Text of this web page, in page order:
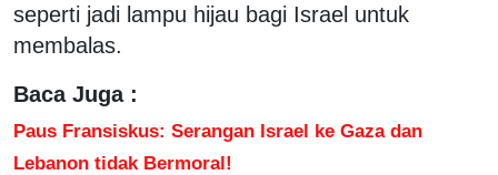
seperti jadi lampu hijau bagi Israel untuk
membalas.
Baca Juga :
Paus Fransiskus: Serangan Israel ke Gaza dan
Lebanon tidak Bermoral!